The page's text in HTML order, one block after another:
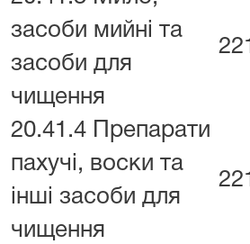
засоби мийні та
засоби для
чищення
20.41.4 Препарати
пахучі, воски та
інші засоби для
чищення